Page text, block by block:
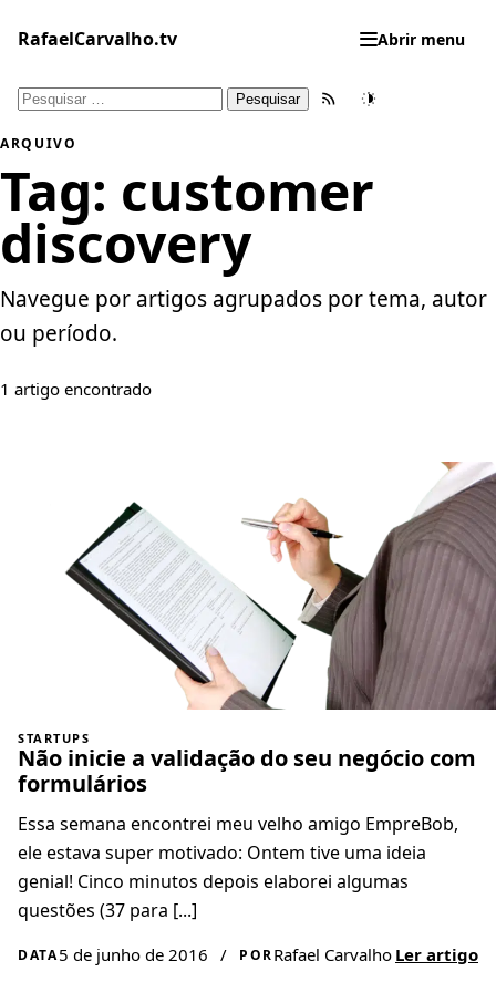
para
conteúdo
RafaelCarvalho.tv Abrir menu
Pesquisar
Feed RSSTema
ARQUIVO
Tag: customer
discovery
Navegue por artigos agrupados por tema, autor
ou período.
1 artigo encontrado
STARTUPS
Não inicie a validação do seu negócio com
formulários
Essa semana encontrei meu velho amigo EmpreBob,
ele estava super motivado: Ontem tive uma ideia
genial! Cinco minutos depois elaborei algumas
questões (37 para [...]
DATA5 de junho de 2016 / PORRafael Carvalho Ler artigo